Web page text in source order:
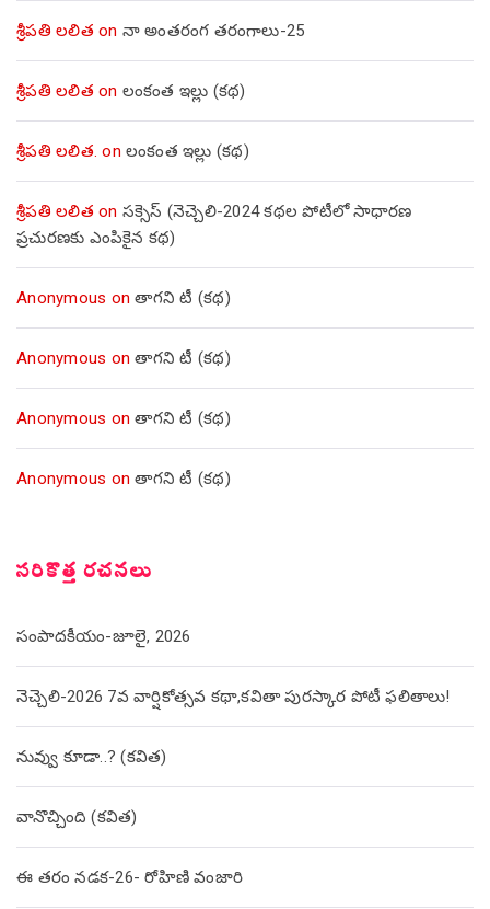
శ్రీపతి లలిత on నా అంతరంగ తరంగాలు-25
శ్రీపతి లలిత on లంకంత ఇల్లు (కథ)
శ్రీపతి లలిత. on లంకంత ఇల్లు (కథ)
శ్రీపతి లలిత on సక్సెస్ (నెచ్చెలి-2024 కథల పోటీలో సాధారణ
ప్రచురణకు ఎంపికైన కథ)
Anonymous onతాగని టీ (కథ)
Anonymous onతాగని టీ (కథ)
Anonymous onతాగని టీ (కథ)
Anonymous onతాగని టీ (కథ)
సరికొత్త రచనలు
సంపాదకీయం-జూలై, 2026
నెచ్చెలి-2026 7వ వార్షికోత్సవ కథా,కవితా పురస్కార పోటీ ఫలితాలు!
నువ్వు కూడా..? (కవిత)
వానొచ్చింది (కవిత)
ఈ తరం నడక-26- రోహిణి వంజారి